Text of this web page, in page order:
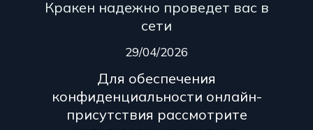
Кракен надежно проведет вас в
сети
29/04/2026
Для обеспечения
конфиденциальности онлайн-
присутствия рассмотрите